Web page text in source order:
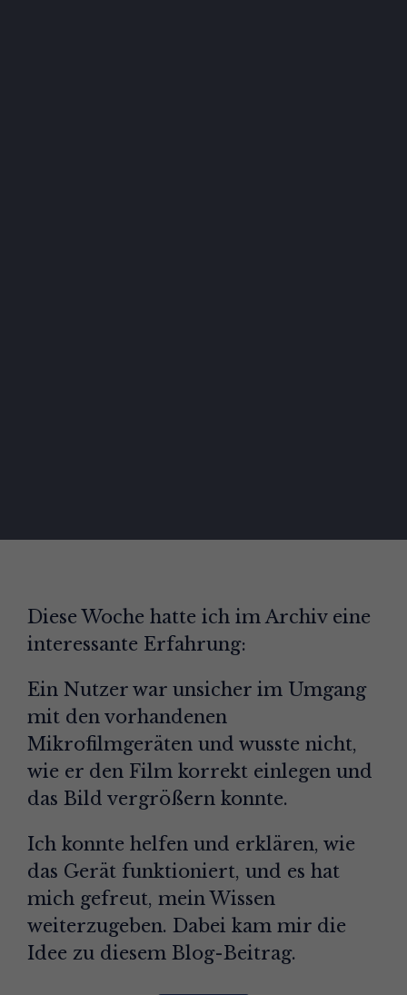
Diese Woche hatte ich im Archiv eine
interessante Erfahrung:
Ein Nutzer war unsicher im Umgang
mit den vorhandenen
Mikrofilmgeräten und wusste nicht,
wie er den Film korrekt einlegen und
das Bild vergrößern konnte.
Ich konnte helfen und erklären, wie
das Gerät funktioniert, und es hat
mich gefreut, mein Wissen
weiterzugeben. Dabei kam mir die
Idee zu diesem Blog-Beitrag.